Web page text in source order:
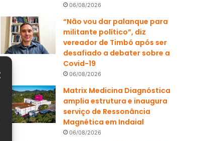
06/08/2026
“Não vou dar palanque para
militante político”, diz
vereador de Timbó após ser
desafiado a debater sobre a
Covid-19
06/08/2026
Matrix Medicina Diagnóstica
amplia estrutura e inaugura
serviço de Ressonância
Magnética em Indaial
06/08/2026